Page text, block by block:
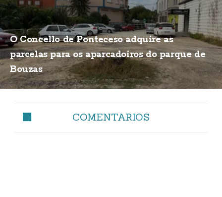
O Concello de Ponteceso adquire as
parcelas para os aparcadoiros do parque de
Bouzas
COMENTARIOS